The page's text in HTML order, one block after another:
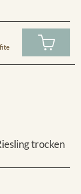
trocken